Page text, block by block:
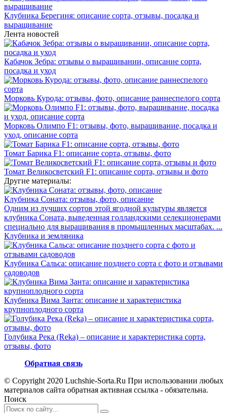
Клубника Берегиня: описание сорта, отзывы, посадка и
выращивание
Лента новостей
Кабачок Зебра: отзывы о выращивании, описание сорта,
посадка и уход
Морковь Курода: отзывы, фото, описание раннеспелого сорта
Морковь Олимпо F1: отзывы, фото, выращивание, посадка и
уход, описание сорта
Томат Барика F1: описание сорта, отзывы, фото
Томат Великосветский F1: описание сорта, отзывы и фото
Другие материалы:
Клубника Соната: отзывы, фото, описание
Одним из лучших сортов этой ягодной культуры является
клубника Соната, выведенная голландскими селекционерами
специально для выращивания в промышленных масштабах. ...
Клубника и земляника
Клубника Сальса: описание позднего сорта с фото и отзывами
садоводов
Клубника Вима Занта: описание и характеристика
крупноплодного сорта
Голубика Река (Reka) – описание и характеристика сорта,
отзывы, фото
Обратная связь
© Copyright 2020 Luchshie-Sorta.Ru При использовании любых
материалов сайта обратная активная ссылка - обязательна.
Поиск